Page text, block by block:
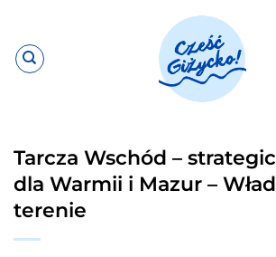
zawartości
Tarcza Wschód –
dla Warmii i Mazur –
terenie